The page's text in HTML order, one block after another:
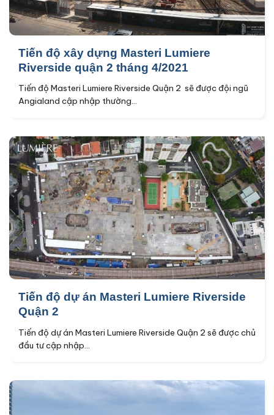
Tiến độ xây dựng Masteri Lumiere
Riverside quận 2 tháng 4/2021
Tiến độ Masteri Lumiere Riverside Quận 2 sẽ được đội ngũ
Angialand cập nhập thường...
Tiến độ dự án Masteri Lumiere Riverside
Quận 2
Tiến độ dự án Masteri Lumiere Riverside Quận 2 sẽ được chủ
đầu tư cập nhập...